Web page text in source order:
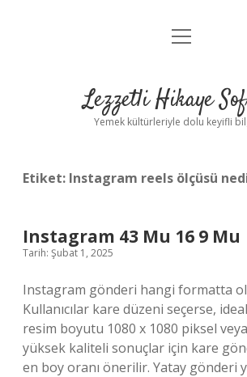
Anasayfa
Yasal Uyarı
menüyü
Lezzetli Hikaye
Yemek kültürleriyle dolu keyifli
Etiket: Instagram reels ölçüsü
Instagram 43 Mu 16 9 Mu
Tarih: Şubat 1, 2025
Instagram gönderi hangi formatta
Kullanıcılar kare düzeni seçerse,
resim boyutu 1080 x 1080 piksel
yüksek kaliteli sonuçlar için kare
en boy oranı önerilir. Yatay gönderi